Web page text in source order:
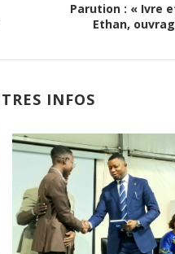
Parution : « Ivre
Ethan,
INFOS